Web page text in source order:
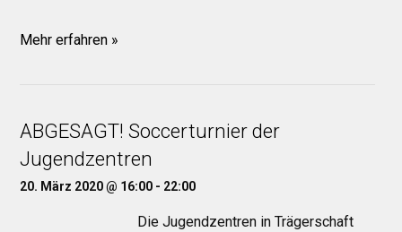
Mehr erfahren »
ABGESAGT! Soccerturnier der
Jugendzentren
20. März 2020 @ 16:00 - 22:00
Die Jugendzentren in Trägerschaft